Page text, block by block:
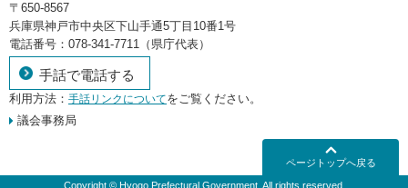
〒650-8567
兵庫県神戸市中央区下山手通5丁目10番1号
電話番号：078-341-7711（県庁代表）
手話で電話する
利用方法： 手話リンクについてをご覧ください。
議会事務局
ページトップへ戻る
Copyright © Hyogo Prefectural Government. All rights reserved.